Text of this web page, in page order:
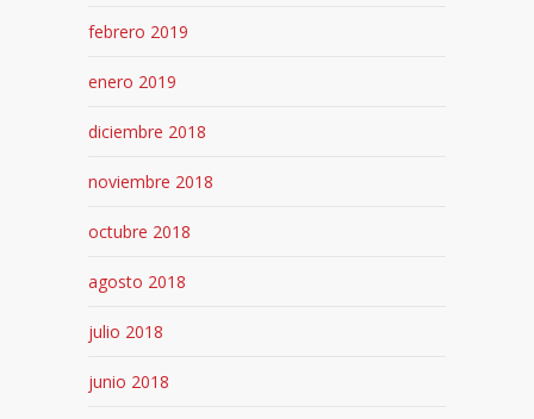
febrero 2019
enero 2019
diciembre 2018
noviembre 2018
octubre 2018
agosto 2018
julio 2018
junio 2018